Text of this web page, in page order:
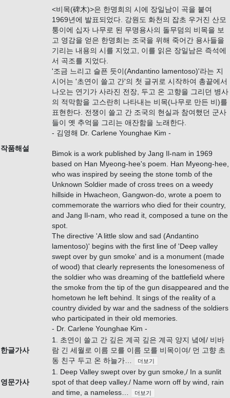
작품해설
<비목(碑木)>은 한명희의 시에 장일남이 곡을 붙여
1969년에 발표되었다. 강원도 화천의 잡초 우거진 산모
퉁이에 십자 나무로 된 무명용사의 돌무덤의 비목을 보
고 영감을 얻은 한명희는 조국을 위해 죽어간 용사들을
기리는 내용의 시를 지었고, 이를 읽은 장일남은 즉석에
서 곡조를 지었다.
'조금 느리고 슬픈 듯이(Andantino lamentoso)'라는 지
시어는 '초연이 쓸고 간'의 첫 글귀로 시작하여 총끝에서
나오는 연기가 사라진 전장, 두고 온 고향을 그리던 병사
의 적막함을 고스란히 나타내는 비목(나무로 만든 비)를
표현한다. 전쟁이 쓸고 간 조국의 현실과 참여했던 군사
들이 옛 추억을 그리는 애잔함을 노래한다.
- 김영해 Dr. Carlene Younghae Kim -
Bimok is a work published by Jang Il-nam in 1969
based on Han Myeong-hee's poem. Han Myeong-hee,
who was inspired by seeing the stone tomb of the
Unknown Soldier made of cross trees on a weedy
hillside in Hwacheon, Gangwon-do, wrote a poem to
commemorate the warriors who died for their country,
and Jang Il-nam, who read it, composed a tune on the
spot.
The directive 'A little slow and sad (Andantino
lamentoso)' begins with the first line of 'Deep valley
swept over by gun smoke' and is a monument (made
of wood) that clearly represents the lonesomeness of
the soldier who was dreaming of the battlefield where
the smoke from the tip of the gun disappeared and the
hometown he left behind. It sings of the reality of a
country divided by war and the sadness of the soldiers
who participated in their old memories.
- Dr. Carlene Younghae Kim -
한글가사
1. 초연이 쓸고 간 깊은 계곡 깊은 계곡 양지 녘에/ 비바
람 긴 세월로 이름 모를 이름 모를 비목이여/ 먼 고향 초
동 친구 두고 온 하늘가…
더보기
영문가사
1. Deep Valley swept over by gun smoke,/ In a sunlit
spot of that deep valley./ Name worn off by wind, rain
and time, a nameless…
더보기